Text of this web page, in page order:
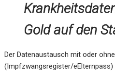
Gold auf den
Der Datenaustausch mit oder
(Impfzwangsregister/